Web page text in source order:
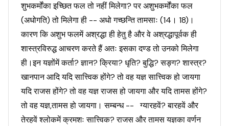
शुभकर्मोंका इच्छित फल तो नहीं मिलेगा? पर अशुभकर्मोंका फल
(अधोगति) तो मिलेगा ही -- अधो गच्छन्ति तामसाः (14। 18)।
कारण कि अशुभ फलमें अश्रद्धा ही हेतु है और वे अश्रद्धापूर्वक ही
शास्त्रविरुद्ध आचरण करते हैं अतः इसका दण्ड तो उनको मिलेगा
ही।इन यज्ञोंमें कर्ता? ज्ञान? क्रिया? धृति? बुद्धि? सङ्ग? शास्त्र?
खानपान आदि यदि सात्त्विक होंगे? तो वह यज्ञ सात्त्विक हो जायगा
यदि राजस होंगे? तो वह यज्ञ राजस हो जायगा और यदि तामस होंगे?
तो वह यज्ञ,तामस हो जायगा। सम्बन्ध -- ग्यारहवें? बारहवें और
तेरहवें श्लोकमें क्रमशः सात्त्विक? राजस और तामस यज्ञका वर्णन